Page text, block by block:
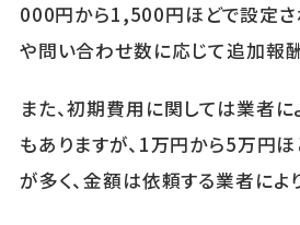
000円から1,500円ほどで設定さ
や問い合わせ数に応じて追加報
また、初期費用に関しては業者
もありますが、1万円から5万円
が多く、金額は依頼する業者によ